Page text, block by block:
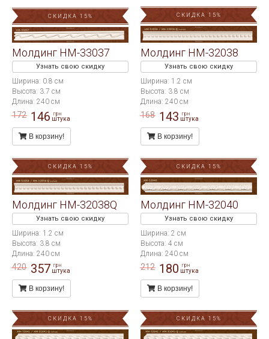
СКИДКА 15%
Молдинг HM-33037
Узнать свою скидку
Ширина: 0.8 см
Высота: 3.7 см
Длина: 240 см
172 146 грн
штука
В корзину!
СКИДКА 15%
Молдинг HM-32038
Узнать свою скидку
Ширина: 1.2 см
Высота: 3.8 см
Длина: 240 см
168 143 грн
штука
В корзину!
СКИДКА 15%
Молдинг HM-32038Q
Узнать свою скидку
Ширина: 1.2 см
Высота: 3.8 см
Длина: 240 см
420 357 грн
штука
В корзину!
СКИДКА 15%
Молдинг HM-32040
Узнать свою скидку
Ширина: 2 см
Высота: 4 см
Длина: 240 см
212 180 грн
штука
В корзину!
СКИДКА 15% СКИДКА 15%